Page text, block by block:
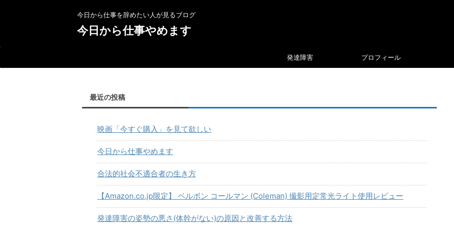
今日から仕事を辞めたい人が見るブログ
今日から仕事やめます
発達障害 プロフィール
最近の投稿
映画「今すぐ購入」を見て欲しい
今日から仕事やめます
合法的社会不適合者の生き方
【Amazon.co.jp限定】 ベルボン コールマン (Coleman) 撮影用定常光ライト使用レビュー
発達障害の姿勢の悪さ(体幹がない)の原因と改善する方法